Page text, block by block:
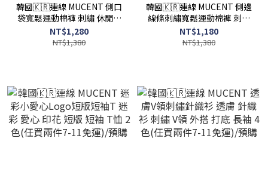
韓國🇰🇷連線 MUCENT 側口
袋寬鬆運動棉褲 刺繡 休閒褲
長褲 棉褲 運動褲 抽繩 2色 無
刷毛 (任買兩件7-11免運)/預
NT$1,280
NT$1,380
韓國🇰🇷連線 MUCENT 側邊
線條刺繡寬鬆運動棉褲 刺繡
休閒褲 長褲 棉褲 運動褲 抽
繩 黑色(任買兩件7-11免運)/
NT$1,180
NT$1,380